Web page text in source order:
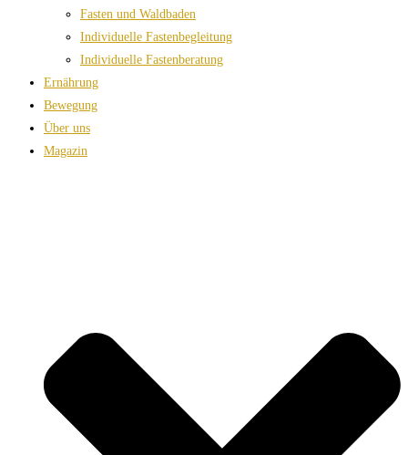
Fasten und Waldbaden
Individuelle Fastenbegleitung
Individuelle Fastenberatung
Ernährung
Bewegung
Über uns
Magazin